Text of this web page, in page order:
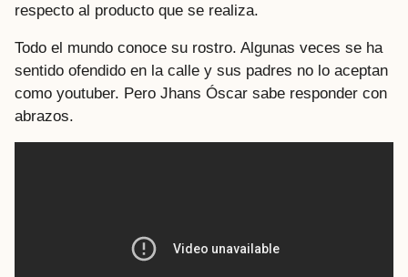
respecto al producto que se realiza.
Todo el mundo conoce su rostro. Algunas veces se ha
sentido ofendido en la calle y sus padres no lo aceptan
como youtuber. Pero Jhans Óscar sabe responder con
abrazos.